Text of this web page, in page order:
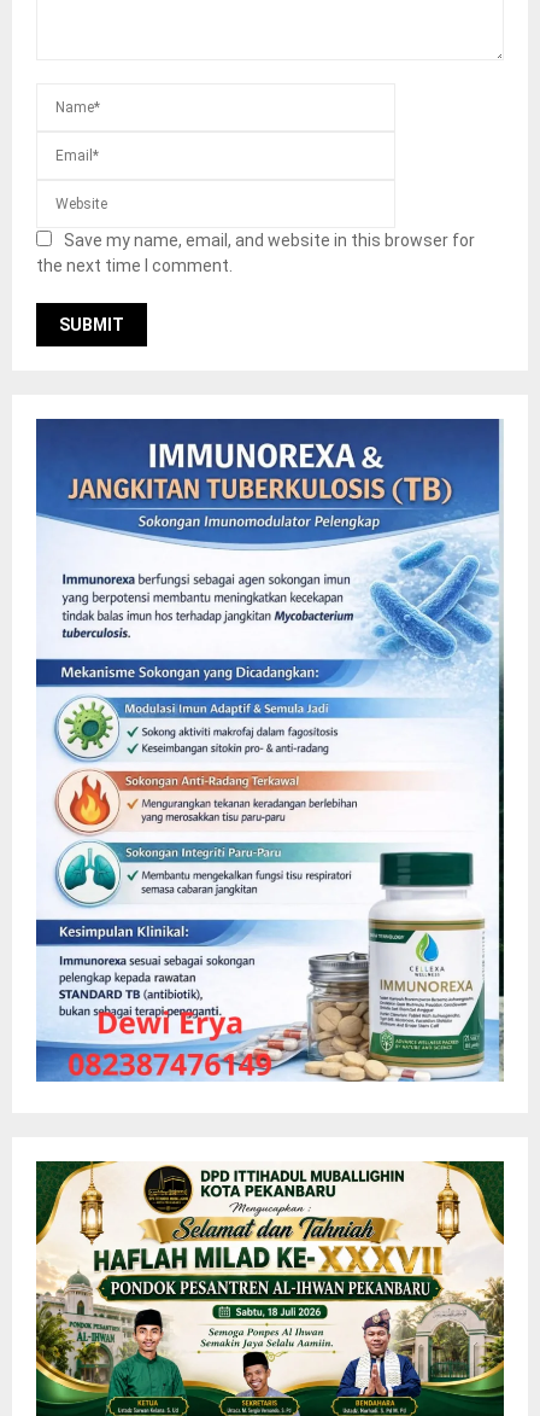
Save my name, email, and website in this browser for
the next time I comment.